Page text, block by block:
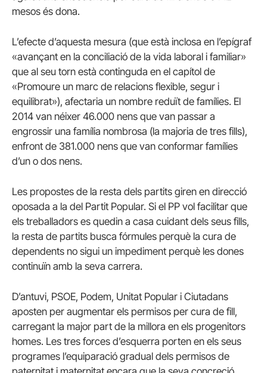
mesos és dona.
L’efecte d’aquesta mesura (que està inclosa en l’epígraf
«avançant en la conciliació de la vida laboral i familiar»
que al seu torn està continguda en el capítol de
«Promoure un marc de relacions flexible, segur i
equilibrat»), afectaria un nombre reduït de famílies. El
2014 van néixer 46.000 nens que van passar a
engrossir una família nombrosa (la majoria de tres fills),
enfront de 381.000 nens que van conformar famílies
d’un o dos nens.
Les propostes de la resta dels partits giren en direcció
oposada a la del Partit Popular. Si el PP vol facilitar que
els treballadors es quedin a casa cuidant dels seus fills,
la resta de partits busca fórmules perquè la cura de
dependents no sigui un impediment perquè les dones
continuïn amb la seva carrera.
D’antuvi, PSOE, Podem, Unitat Popular i Ciutadans
aposten per augmentar els permisos per cura de fill,
carregant la major part de la millora en els progenitors
homes. Les tres forces d’esquerra porten en els seus
programes l’equiparació gradual dels permisos de